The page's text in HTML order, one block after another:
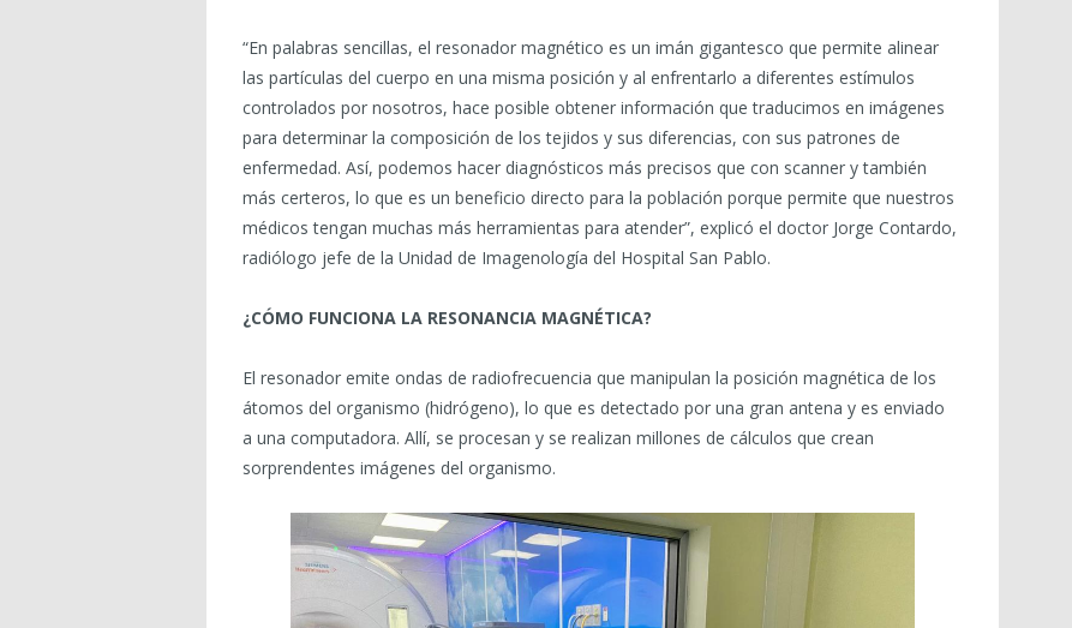
“En palabras sencillas, el resonador magnético es un imán gigantesco que permite alinear
las partículas del cuerpo en una misma posición y al enfrentarlo a diferentes estímulos
controlados por nosotros, hace posible obtener información que traducimos en imágenes
para determinar la composición de los tejidos y sus diferencias, con sus patrones de
enfermedad. Así, podemos hacer diagnósticos más precisos que con scanner y también
más certeros, lo que es un beneficio directo para la población porque permite que nuestros
médicos tengan muchas más herramientas para atender”, explicó el doctor Jorge Contardo,
radiólogo jefe de la Unidad de Imagenología del Hospital San Pablo.
¿CÓMO FUNCIONA LA RESONANCIA MAGNÉTICA?
El resonador emite ondas de radiofrecuencia que manipulan la posición magnética de los
átomos del organismo (hidrógeno), lo que es detectado por una gran antena y es enviado
a una computadora. Allí, se procesan y se realizan millones de cálculos que crean
sorprendentes imágenes del organismo.